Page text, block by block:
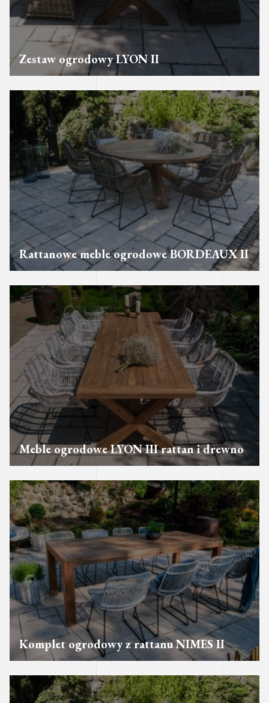
Zestaw ogrodowy LYON II
Rattanowe meble ogrodowe BORDEAUX II
Meble ogrodowe LYON III rattan i drewno
Komplet ogrodowy z rattanu NIMES II